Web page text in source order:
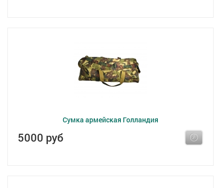
Сумка армейская Голландия
5000 руб